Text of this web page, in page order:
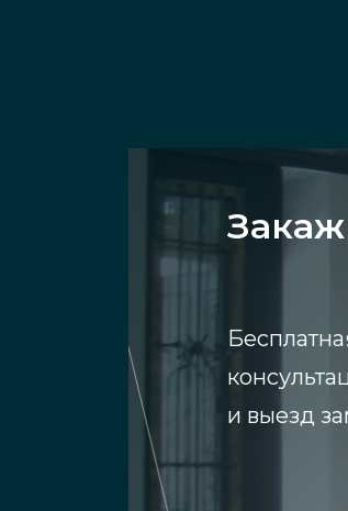
и выезд